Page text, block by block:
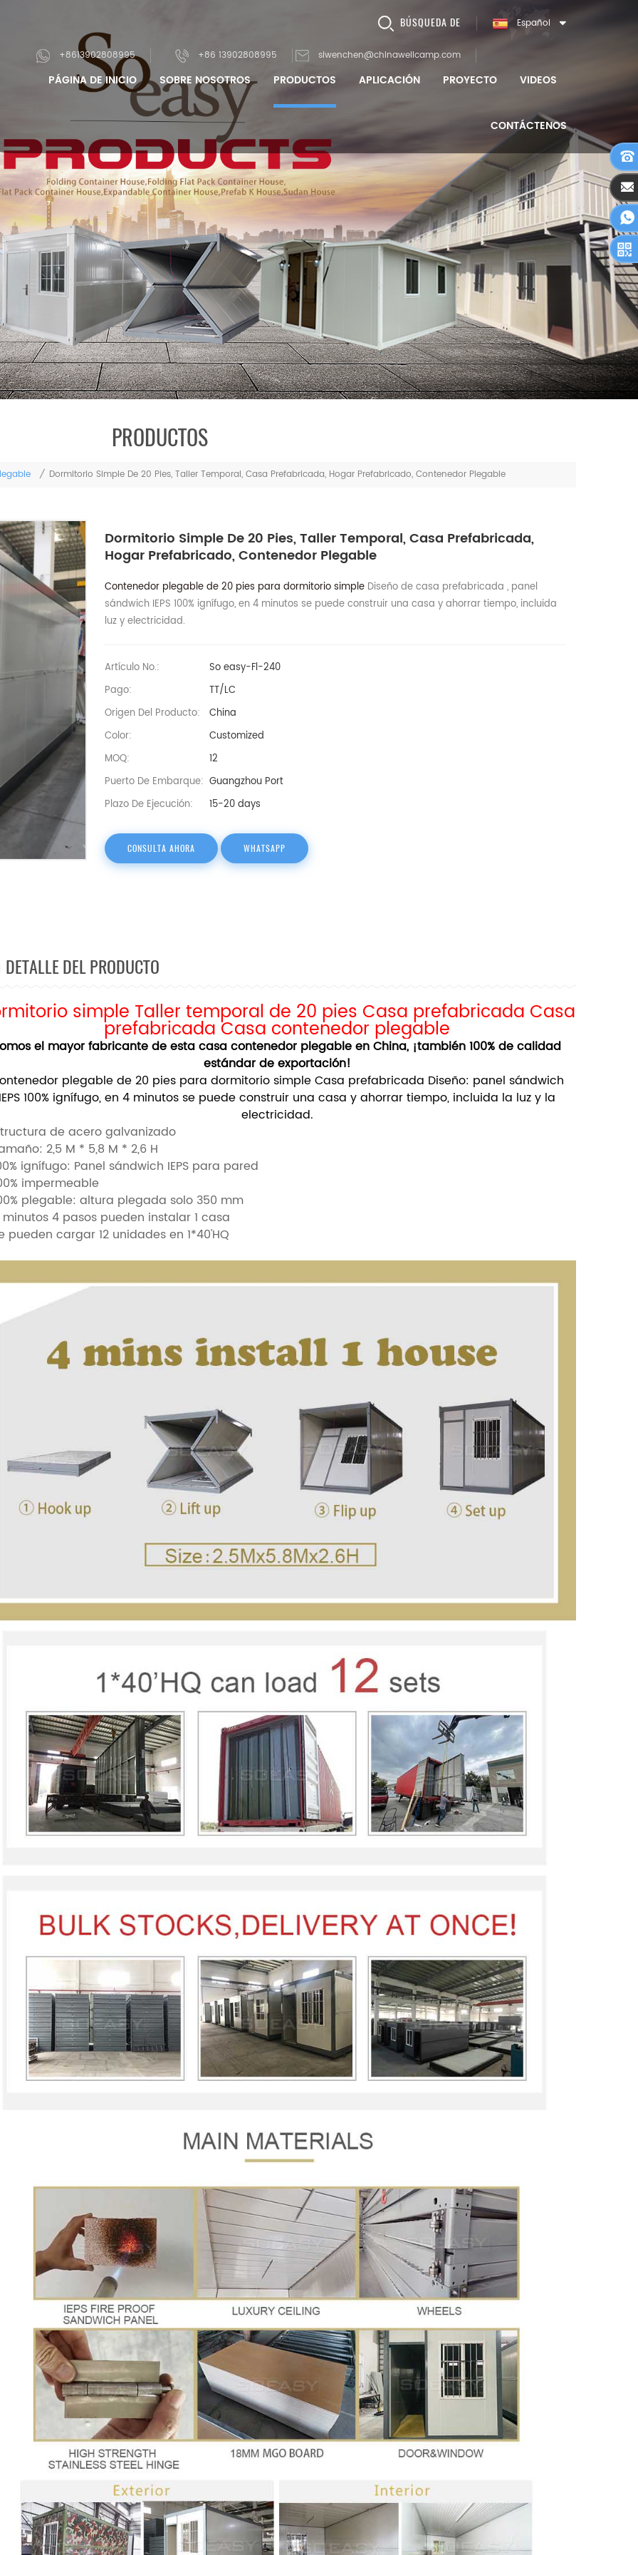
Español
BÚSQUEDA DE
+8613902808995 +86 13902808995 siwenchen@chinawellcamp.com
PÁGINA DE INICIO SOBRE NOSOTROS PRODUCTOS APLICACIÓN PROYECTO VIDEOS
CONTÁCTENOS
PRODUCTOS
/ Dormitorio Simple De 20 Pies, Taller Temporal, Casa Prefabricada, Hogar Prefabricado, Contenedor Plegable
Dormitorio Simple De 20 Pies, Taller Temporal, Casa Prefabricada,
Hogar Prefabricado, Contenedor Plegable
Contenedor plegable de 20 pies para dormitorio simple Diseño de casa prefabricada , panel
sándwich IEPS 100% ignífugo, en 4 minutos se puede construir una casa y ahorrar tiempo, incluida
luz y electricidad.
Artículo No.:
So easy-Fl-240
Pago:
TT/LC
Origen Del Producto:
China
Color:
Customized
MOQ:
12
Puerto De Embarque: Guangzhou Port
Plazo De Ejecución:
15-20 days
CONSULTA AHORA WHATSAPP
DETALLE DEL PRODUCTO
simple Taller temporal de 20 pies Casa prefabricada Casa
prefabricada Casa contenedor plegable
el mayor fabricante de esta casa contenedor plegable en China, ¡también 100% de calidad
estándar de exportación!
plegable de 20 pies para dormitorio simpleCasa prefabricada Diseño: panel sándwich
IEPS 100% ignífugo, en 4 minutos se puede construir una casa y ahorrar tiempo, incluida la luz y la
electricidad.
de acero galvanizado
2,5 M * 5,8 M * 2,6 H
ignífugo: Panel sándwich IEPS para pared
impermeable
plegable: altura plegada solo 350 mm
minutos 4 pasos pueden instalar 1 casa
pueden cargar 12 unidades en 1*40'HQ